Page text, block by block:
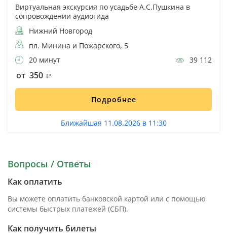
Виртуальная экскурсия по усадьбе А.С.Пушкина в
сопровождении аудиогида
Нижний Новгород
пл. Минина и Пожарского, 5
20 минут
39 112
от 350
Подробнее
Ближайшая 11.08.2026 в 11:30
Вопросы / Ответы
Как оплатить
Вы можете оплатить банковской картой или с помощью
системы быстрых платежей (СБП).
Как получить билеты